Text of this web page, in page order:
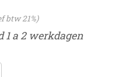
btw 21%)
1 a 2 werkdagen